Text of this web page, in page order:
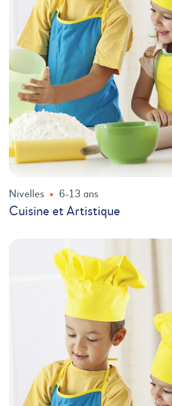
Nivelles 6-13 ans
Cuisine et Artistique